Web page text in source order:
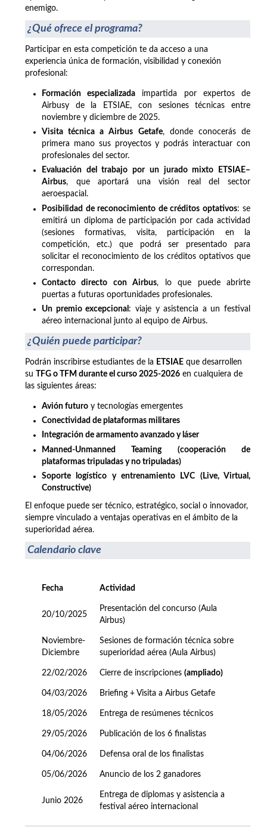
enemigo.
¿Qué ofrece el programa?
Participar en esta competición te da acceso a una
experiencia única de formación, visibilidad y conexión
profesional:
Formación especializada impartida por expertos de
Airbusy de la ETSIAE, con sesiones técnicas entre
noviembre y diciembre de 2025.
Visita técnica a Airbus Getafe, donde conocerás de
primera mano sus proyectos y podrás interactuar con
profesionales del sector.
Evaluación del trabajo por un jurado mixto ETSIAE–
Airbus, que aportará una visión real del sector
aeroespacial.
Posibilidad de reconocimiento de créditos optativos: se
emitirá un diploma de participación por cada actividad
(sesiones formativas, visita, participación en la
competición, etc.) que podrá ser presentado para
solicitar el reconocimiento de los créditos optativos que
correspondan.
Contacto directo con Airbus, lo que puede abrirte
puertas a futuras oportunidades profesionales.
Un premio excepcional : viaje y asistencia a un festival
aéreo internacional junto al equipo de Airbus.
¿Quién puede participar?
Podrán inscribirse estudiantes de la ETSIAE que desarrollen
su
TFG o TFM durante el curso 2025-2026 en cualquiera de
las siguientes áreas:
Avión futuro y tecnologías emergentes
Conectividad de plataformas militares
Integración de armamento avanzado y láser
Manned-Unmanned Teaming (cooperación de
plataformas tripuladas y no tripuladas)
Soporte logístico y entrenamiento LVC (Live, Virtual,
Constructive)
El enfoque puede ser técnico, estratégico, social o innovador,
siempre vinculado a ventajas operativas en el ámbito de la
superioridad aérea.
Calendario clave
Fecha Actividad
20/10/2025
Presentación del concurso (Aula
Airbus)
Noviembre-
Diciembre
Sesiones de formación técnica sobre
superioridad aérea (Aula Airbus)
22/02/2026 Cierre de inscripciones (ampliado)
04/03/2026 Briefing + Visita a Airbus Getafe
18/05/2026 Entrega de resúmenes técnicos
29/05/2026 Publicación de los 6 finalistas
04/06/2026 Defensa oral de los finalistas
05/06/2026 Anuncio de los 2 ganadores
Junio 2026
Entrega de diplomas y asistencia a
festival aéreo internacional